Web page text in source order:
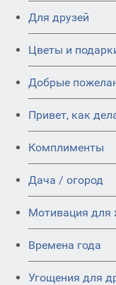
Для друзей
Цветы и
Добрые
Привет, как
Комплименты
Дача / огород
Мотивация для
Времена года
Угощения для